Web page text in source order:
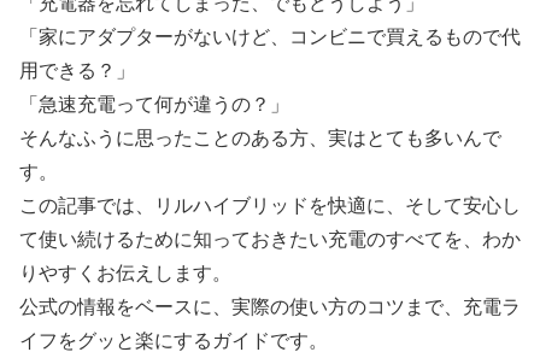
「家にアダプターがないけど、コンビニで買えるもので代
用できる？」
「急速充電って何が違うの？」
そんなふうに思ったことのある方、実はとても多いんで
す。
この記事では、リルハイブリッドを快適に、そして安心し
て使い続けるために知っておきたい充電のすべてを、わか
りやすくお伝えします。
公式の情報をベースに、実際の使い方のコツまで、充電ラ
イフをグッと楽にするガイドです。